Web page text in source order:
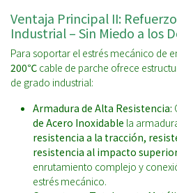
Ventaja Principal II:
Industrial – Sin Miedo a los
Para soportar el estrés mecánico de
200℃ cable de parche ofrece
de grado industrial:
Armadura de Alta Resistencia:
de Acero Inoxidable la
resistencia a la tracción,
resistencia al impacto
enrutamiento complejo y
estrés mecánico.